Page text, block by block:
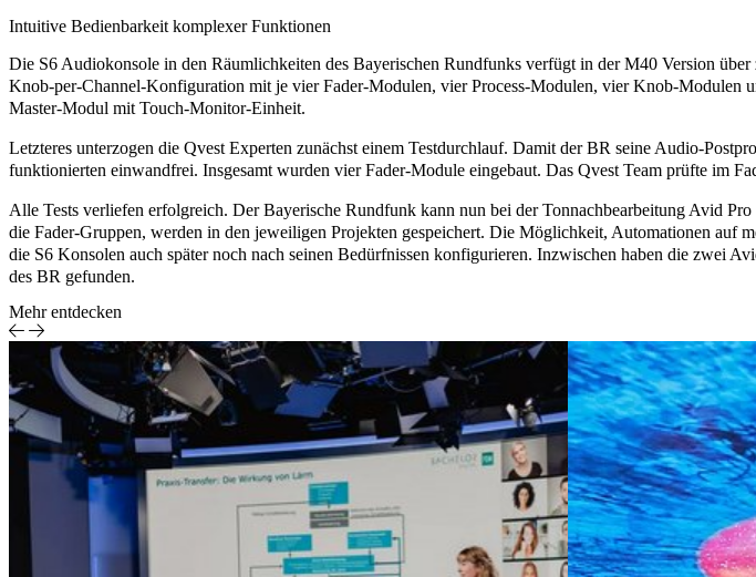
Intuitive Bedienbarkeit komplexer Funktionen
Die S6 Audiokonsole in den Räumlichkeiten des Bayerischen Rundfunks verfügt in der M40 Version
Knob-per-Channel-Konfiguration mit je vier Fader-Modulen, vier Process-Modulen, vier Knob-Modulen
Master-Modul mit Touch-Monitor-Einheit.
Letzteres unterzogen die Qvest Experten zunächst einem Testdurchlauf. Damit der BR seine Audio-
funktionierten einwandfrei. Insgesamt wurden vier Fader-Module eingebaut. Das Qvest Team prüfte im
Alle Tests verliefen erfolgreich. Der Bayerische Rundfunk kann nun bei der Tonnachbearbeitung Avid
die Fader-Gruppen, werden in den jeweiligen Projekten gespeichert. Die Möglichkeit, Automationen auf
die S6 Konsolen auch später noch nach seinen Bedürfnissen konfigurieren. Inzwischen haben die zwei
des BR gefunden.
Mehr entdecken
in
Home
TV-
nach
Konferenzräume
Studiodesign &
Studiobau
Zentrale IT-
Infrastrukturen
Workflow-
Systemintegration
Die
Zukunft
des
digitalen
Lernens